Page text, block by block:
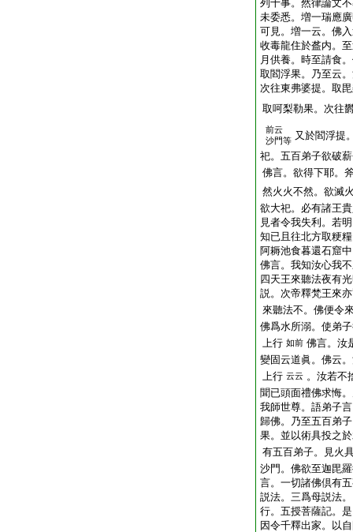
列十事。然律論文
未委悉。増一瑞應
可見。増一云。佛
收毒龍住於盋内。
月供養。時至請食
取閻浮果。乃至云
次往東弗婆提。取
取呵梨勒果。次往
前云
沙門等 又於閻浮提
祀。五百弟子欲破
佛言。欲得下耶。
然火火不然。欲滅
欲大祀。必有諸王
見者令我失利。若
知已且往北方取粳
阿耨池食暮還石窟
佛言。我知汝心我
四天王來聽法夜有
説。次帝釋梵王來
來聽法不。佛便令
佛爲水所溺。使弟
上行 如前 佛言。汝
變固云道眞。佛云
上行 云云 。汝若不
聞已頭面禮佛求悔
我師世尊。語弟子
歸佛。乃至五百弟
果。並以術具投之
有五百弟子。見火
沙門。佛欲至迦毘
言。一切諸佛倶有
説法。三爲母説法
行。五授菩薩記。
因令千釋出家。以